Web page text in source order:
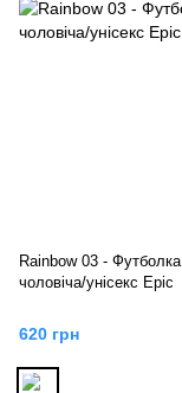
Rainbow 03 - Футболка
чоловіча/унісекс Epic
620 грн